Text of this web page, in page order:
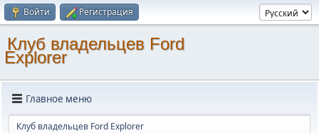
Войти Регистрация
Клуб владельцев Ford
Explorer
Главное меню
Клуб владельцев Ford Explorer